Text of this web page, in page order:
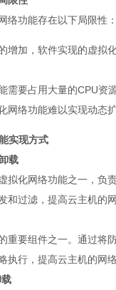
络功能存在以下局限性
增加，软件实现的虚拟
需要占用大量的CPU资
网络功能难以实现动态
实现方式
载
拟化网络功能之一，负
和过滤，提高云主机的
重要组件之一。通过将
执行，提高云主机的网
载